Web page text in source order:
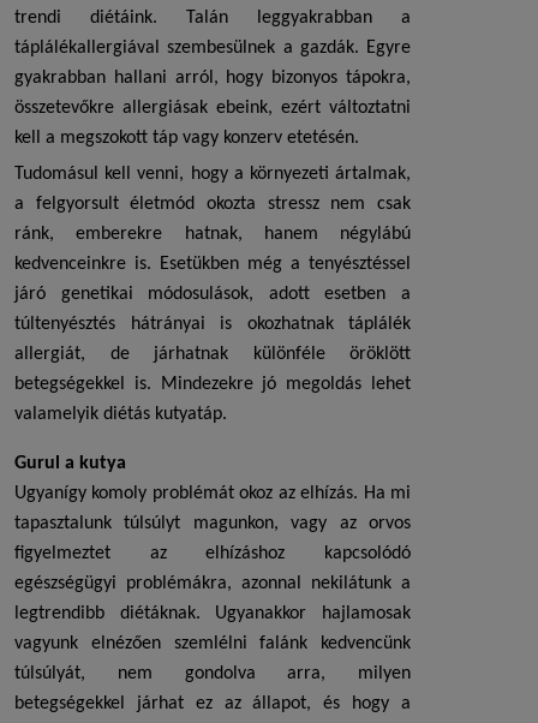
trendi diétáink. Talán leggyakrabban a
táplálékallergiával szembesülnek a gazdák. Egyre
gyakrabban hallani arról, hogy bizonyos tápokra,
összetevőkre allergiásak ebeink, ezért változtatni
kell a megszokott táp vagy konzerv etetésén.
Tudomásul kell venni, hogy a környezeti ártalmak,
a felgyorsult életmód okozta stressz nem csak
ránk, emberekre hatnak, hanem négylábú
kedvenceinkre is. Esetükben még a tenyésztéssel
járó genetikai módosulások, adott esetben a
túltenyésztés hátrányai is okozhatnak táplálék
allergiát, de járhatnak különféle öröklött
betegségekkel is. Mindezekre jó megoldás lehet
valamelyik diétás kutyatáp.
Gurul a kutya
Ugyanígy komoly problémát okoz az elhízás. Ha mi
tapasztalunk túlsúlyt magunkon, vagy az orvos
figyelmeztet az elhízáshoz kapcsolódó
egészségügyi problémákra, azonnal nekilátunk a
legtrendibb diétáknak. Ugyanakkor hajlamosak
vagyunk elnézően szemlélni falánk kedvencünk
túlsúlyát, nem gondolva arra, milyen
betegségekkel járhat ez az állapot, és hogy a